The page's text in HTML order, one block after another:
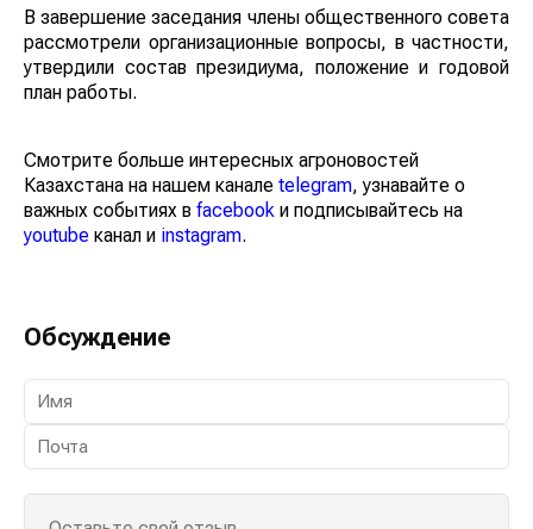
В завершение заседания члены общественного совета
рассмотрели организационные вопросы, в частности,
утвердили состав президиума, положение и годовой
план работы.
Смотрите больше интересных агроновостей
Казахстана на нашем канале telegram, узнавайте о
важных событиях в facebook и подписывайтесь на
youtube канал и instagram.
Обсуждение